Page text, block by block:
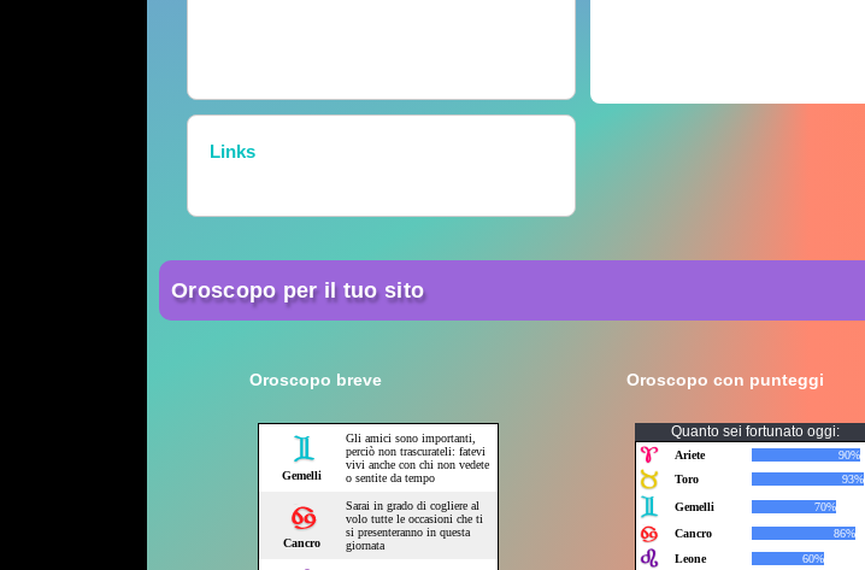
Links
Oroscopo per il tuo sito
Oroscopo breve Oroscopo con punteggi
Quanto sei fortunato oggi: